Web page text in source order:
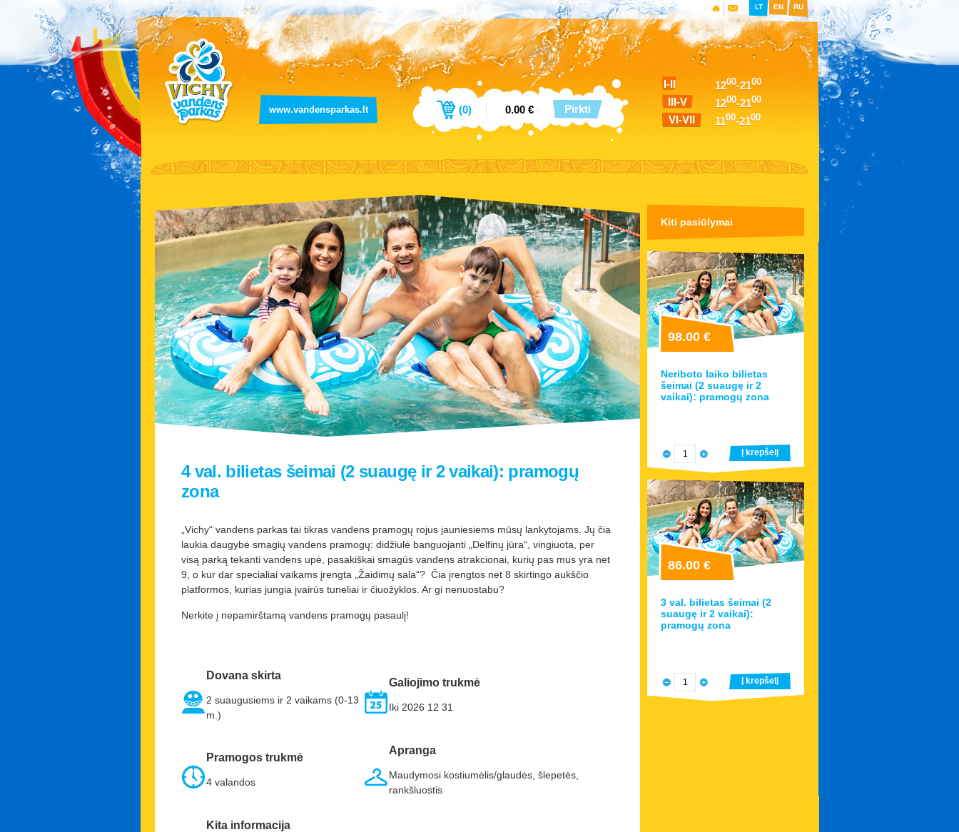
www.vandensparkas.lt
LT EN RU
(0) 0.00 € Pirkti
I-II 1200-2100
III-V 1200-2100
VI-VII 1100-2100
4 val. bilietas šeimai (2 suaugę ir 2 vaikai): pramogų
zona
„Vichy“ vandens parkas tai tikras vandens pramogų rojus jauniesiems mūsų lankytojams. Jų čia
laukia daugybė smagių vandens pramogų: didžiulė banguojanti „Delfinų jūra“, vingiuota, per
visą parką tekanti vandens upė, pasakiškai smagūs vandens atrakcionai, kurių pas mus yra net
9, o kur dar specialiai vaikams įrengta „Žaidimų sala“? Čia įrengtos net 8 skirtingo aukščio
platformos, kurias jungia įvairūs tuneliai ir čiuožyklos. Ar gi nenuostabu?
Nerkite į nepamirštamą vandens pramogų pasaulį!
Dovana skirta
2 suaugusiems ir 2 vaikams (0-13
m.)
Galiojimo trukmė
Iki 2026 12 31
Pramogos trukmė
4 valandos
Apranga
Maudymosi kostiumėlis/glaudės, šlepetės,
rankšluostis
Kita informacija
Kiti pasiūlymai
98.00 €
Neriboto laiko bilietas
šeimai (2 suaugę ir 2
vaikai): pramogų zona
Į krepšelį
86.00 €
3 val. bilietas šeimai (2
suaugę ir 2 vaikai):
pramogų zona
Į krepšelį